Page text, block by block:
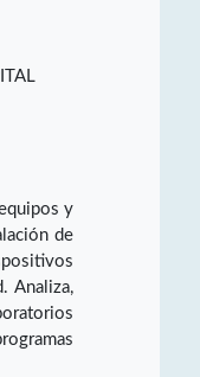
y
de
Analiza,